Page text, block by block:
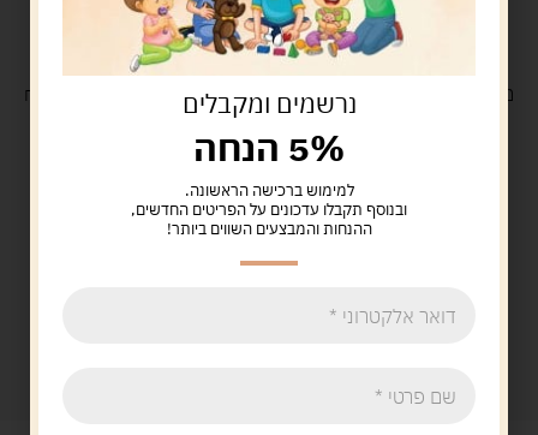
משלוח בקנייה מעל 329 ש"ח משלוח עםנרשמים ומקבלים
5% הנחה
למימוש ברכישה הראשונה.
ובנוסף תקבלו עדכונים על הפריטים החדשים,
ההנחות והמבצעים השווים ביותר!